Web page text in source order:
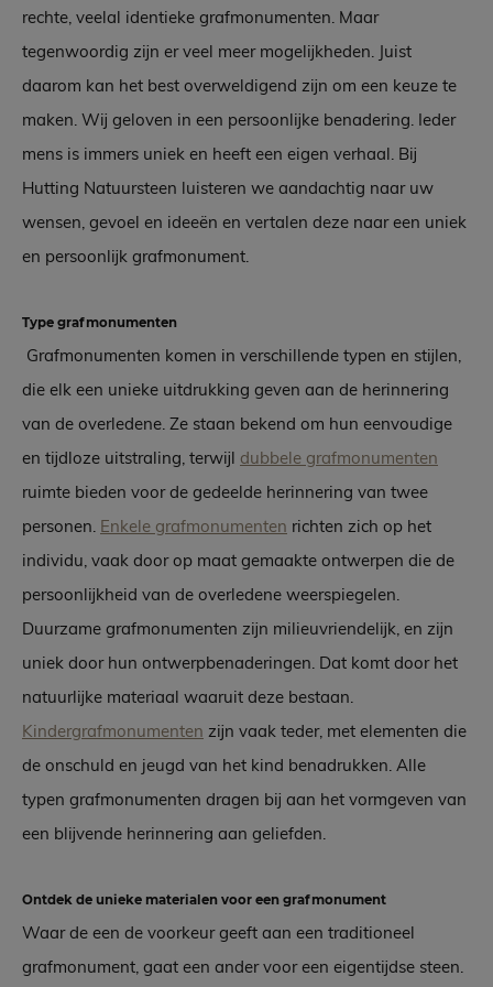
rechte, veelal identieke grafmonumenten. Maar
tegenwoordig zijn er veel meer mogelijkheden. Juist
daarom kan het best overweldigend zijn om een keuze te
maken. Wij geloven in een persoonlijke benadering. Ieder
mens is immers uniek en heeft een eigen verhaal. Bij
Hutting Natuursteen luisteren we aandachtig naar uw
wensen, gevoel en ideeën en vertalen deze naar een uniek
en persoonlijk grafmonument.
Type grafmonumenten
Grafmonumenten komen in verschillende typen en stijlen,
die elk een unieke uitdrukking geven aan de herinnering
van de overledene. Ze staan bekend om hun eenvoudige
en tijdloze uitstraling, terwijl dubbele grafmonumenten
ruimte bieden voor de gedeelde herinnering van twee
personen. Enkele grafmonumenten richten zich op het
individu, vaak door op maat gemaakte ontwerpen die de
persoonlijkheid van de overledene weerspiegelen.
Duurzame grafmonumenten zijn milieuvriendelijk, en zijn
uniek door hun ontwerpbenaderingen. Dat komt door het
natuurlijke materiaal waaruit deze bestaan.
Kindergrafmonumenten zijn vaak teder, met elementen die
de onschuld en jeugd van het kind benadrukken. Alle
typen grafmonumenten dragen bij aan het vormgeven van
een blijvende herinnering aan geliefden.
Ontdek de unieke materialen voor een grafmonument
Waar de een de voorkeur geeft aan een traditioneel
grafmonument, gaat een ander voor een eigentijdse steen.